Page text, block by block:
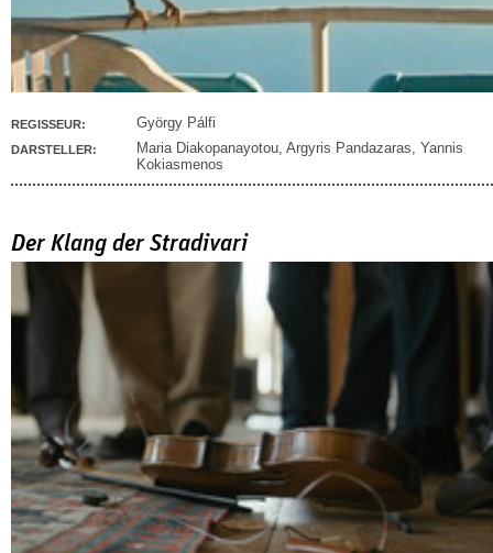
REGISSEUR: György Pálfi
DARSTELLER: Maria Diakopanayotou, Argyris Pandazaras, Yannis
Kokiasmenos
Der Klang der Stradivari